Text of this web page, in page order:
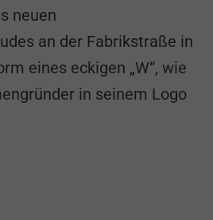
neuen
an der Fabrikstraße in
eines eckigen „W“, wie
in seinem Logo